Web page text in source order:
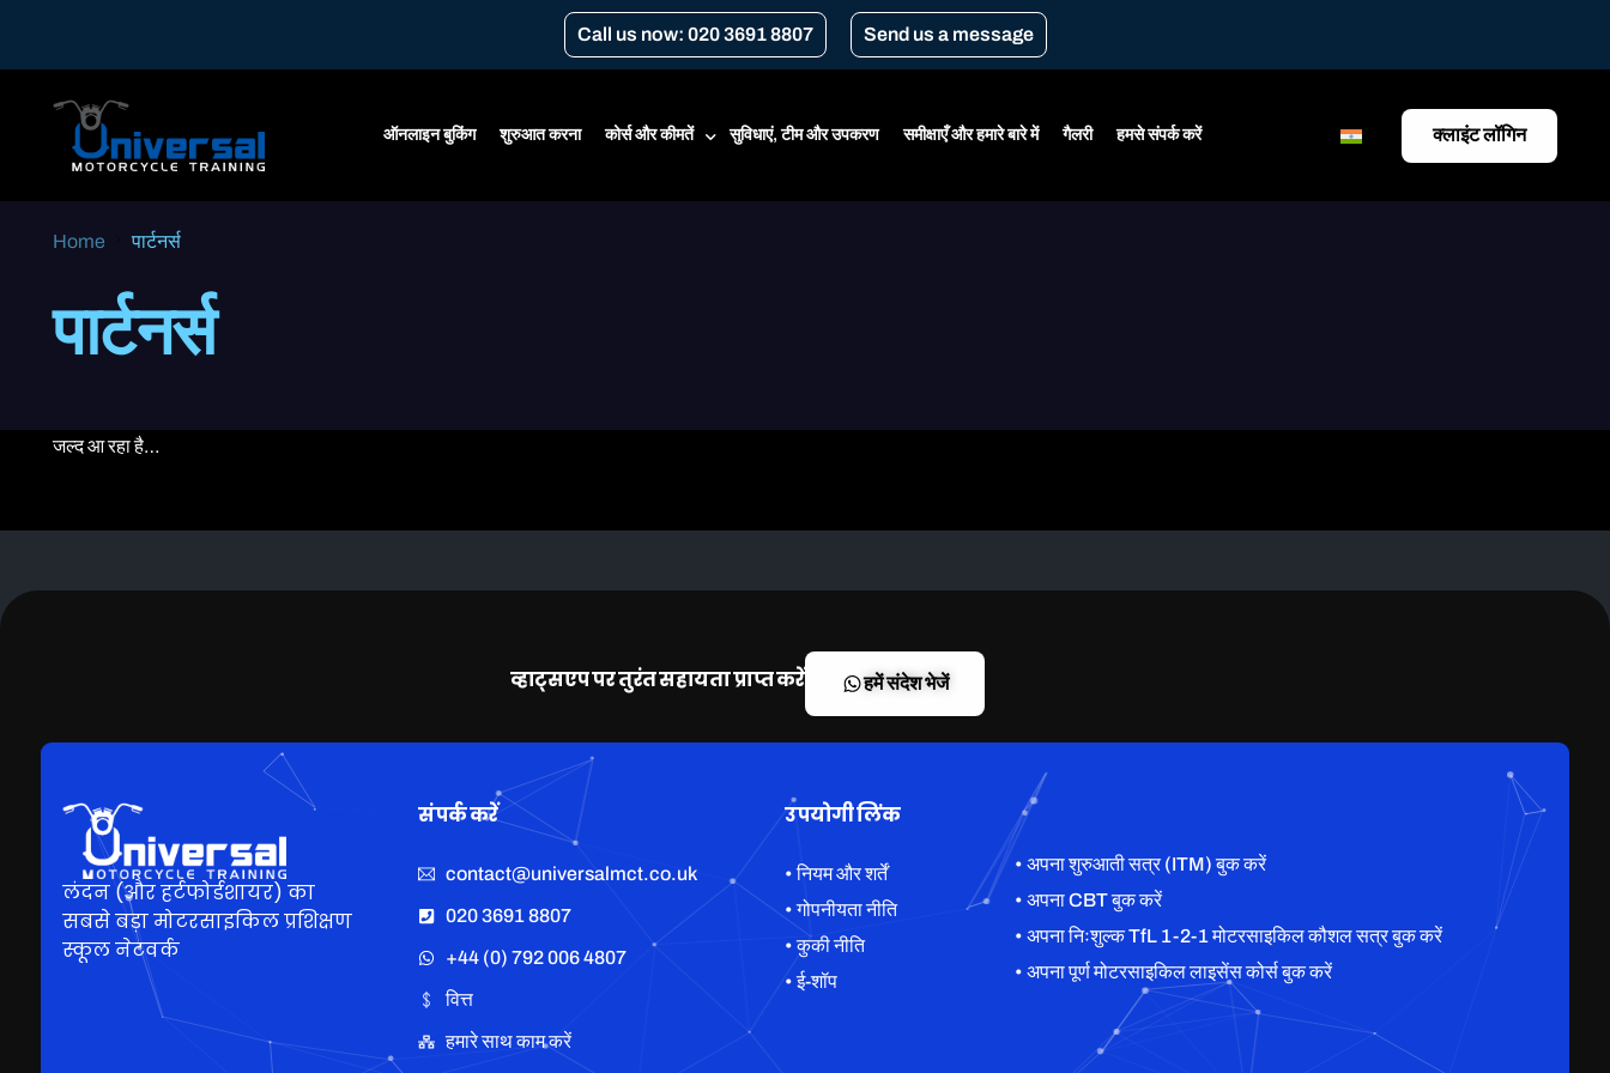
Call us now: 020 3691 8807 Send us a message
ऑनलाइन बुकिंग शुरुआत करना कोर्स और कीमतें
ए1
उन्नत राइडर योजना (ERS) DVSA
एडवांस्ड मोटरसाइकिल ट्रेनिंग (BMF)
सुविधाएं, टीम और उपकरण समीक्षाएँ और हमारे बारे में गैलरी हमसे संपर्क करें क्लाइंट लॉगिन
Home पार्टनर्स
पार्टनर्स
जल्द आ रहा है…
व्हाट्सएप पर तुरंत सहायता प्राप्त करें हमें संदेश भेजें
लंदन (और हर्टफोर्डशायर) का
सबसे बड़ा मोटरसाइकिल प्रशिक्षण
स्कूल नेटवर्क
संपर्क करें
contact@universalmct.co.uk
020 3691 8807
+44 (0) 792 006 4807
वित्त
हमारे साथ काम करें
उपयोगी लिंक
• नियम और शर्तें
• गोपनीयता नीति
• कुकी नीति
• ई-शॉप
• अपना शुरुआती सत्र (ITM) बुक करें
• अपना CBT बुक करें
• अपना निःशुल्क TfL 1-2-1 मोटरसाइकिल कौशल सत्र बुक करें
• अपना पूर्ण मोटरसाइकिल लाइसेंस कोर्स बुक करें